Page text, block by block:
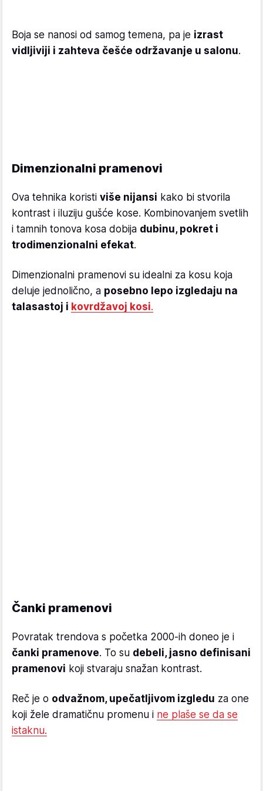
Boja se nanosi od samog temena, pa je izrast
vidljiviji i zahteva češće održavanje u salonu.
Dimenzionalni pramenovi
Ova tehnika koristi više nijansi kako bi stvorila
kontrast i iluziju gušće kose. Kombinovanjem svetlih
i tamnih tonova kosa dobija dubinu, pokret i
trodimenzionalni efekat.
Dimenzionalni pramenovi su idealni za kosu koja
deluje jednolično, a posebno lepo izgledaju na
talasastoj i kovrdžavoj kosi.
Čanki pramenovi
Povratak trendova s početka 2000-ih doneo je i
čanki pramenove. To su debeli, jasno definisani
pramenovi koji stvaraju snažan kontrast.
Reč je o odvažnom, upečatljivom izgledu za one
koji žele dramatičnu promenu i ne plaše se da se
istaknu.